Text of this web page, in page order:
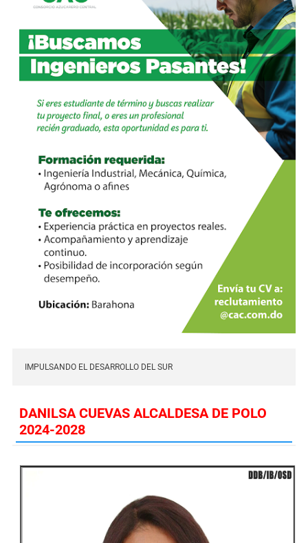
IMPULSANDO EL DESARROLLO DEL SUR
DANILSA CUEVAS ALCALDESA DE POLO
2024-2028